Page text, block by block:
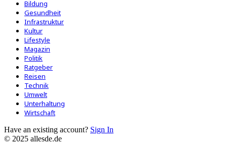
Bildung
Gesundheit
Infrastruktur
Kultur
Lifestyle
Magazin
Politik
Ratgeber
Reisen
Technik
Umwelt
Unterhaltung
Wirtschaft
Have an existing account? Sign In
© 2025 allesde.de